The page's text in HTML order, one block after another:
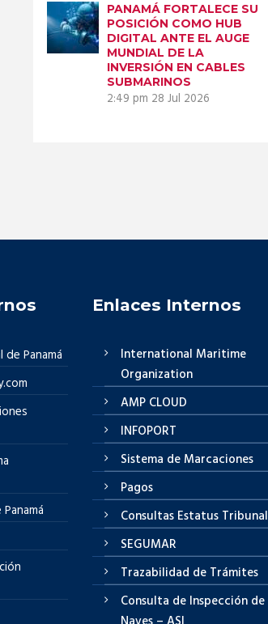
PANAMÁ FORTALECE SU
POSICIÓN COMO HUB
DIGITAL ANTE EL AUGE
MUNDIAL DE LA
INVERSIÓN EN CABLES
SUBMARINOS
2:49 pm 28 Jul 2026
Panamá
Enlaces Internos
International Maritime
Organization
AMP CLOUD
INFOPORT
Sistema de Marcaciones
Pagos
Consultas Estatus Tribunal
SEGUMAR
Trazabilidad de Trámites
Consulta de Inspección de